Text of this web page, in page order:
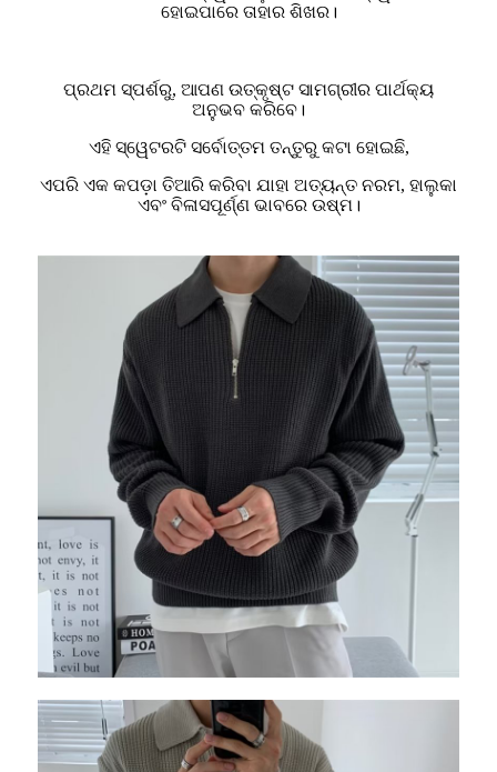
ହୋଇପାରେ ତାହାର ଶିଖର।
ପ୍ରଥମ ସ୍ପର୍ଶରୁ, ଆପଣ ଉତ୍କୃଷ୍ଟ ସାମଗ୍ରୀର ପାର୍ଥକ୍ୟ
ଅନୁଭବ କରିବେ।
ଏହି ସ୍ୱେଟରଟି ସର୍ବୋତ୍ତମ ତନ୍ତୁରୁ କଟା ହୋଇଛି,
ଏପରି ଏକ କପଡ଼ା ତିଆରି କରିବା ଯାହା ଅତ୍ୟନ୍ତ ନରମ, ହାଲୁକା
ଏବଂ ବିଳାସପୂର୍ଣ୍ଣ ଭାବରେ ଉଷ୍ମ।